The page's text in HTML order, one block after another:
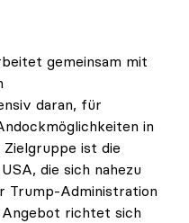
gemeinsam mit
daran, für
in
ist die
die sich nahezu
Trump-Administration
richtet sich